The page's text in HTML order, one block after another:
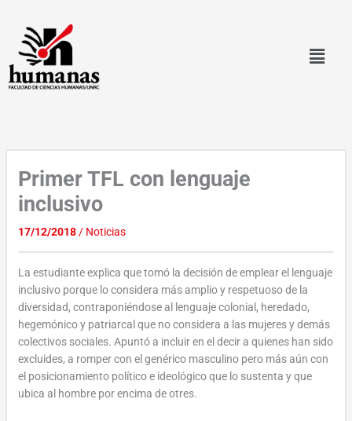
contenido
Primer TFL con lenguaje
inclusivo
17/12/2018/ Noticias
La estudiante explica que tomó la decisión de emplear el lenguaje
inclusivo porque lo considera más amplio y respetuoso de la
diversidad, contraponiéndose al lenguaje colonial, heredado,
hegemónico y patriarcal que no considera a las mujeres y demás
colectivos sociales. Apuntó a incluir en el decir a quienes han sido
excluides, a romper con el genérico masculino pero más aún con
el posicionamiento político e ideológico que lo sustenta y que
ubica al hombre por encima de otres.